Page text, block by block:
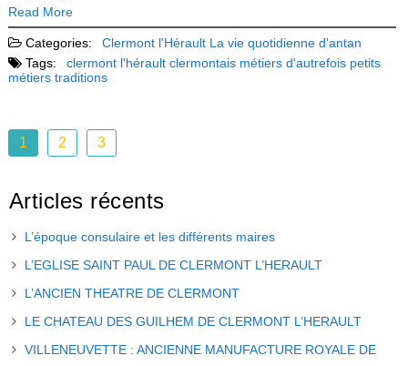
Read More
Categories: Clermont l'Hérault La vie quotidienne d'antan
Tags:
clermont l'hérault clermontais métiers d'autrefois petits
métiers traditions
1 2 3
Articles récents
L’époque consulaire et les différents maires
L’EGLISE SAINT PAUL DE CLERMONT L’HERAULT
L’ANCIEN THEATRE DE CLERMONT
LE CHATEAU DES GUILHEM DE CLERMONT L’HERAULT
VILLENEUVETTE : ANCIENNE MANUFACTURE ROYALE DE